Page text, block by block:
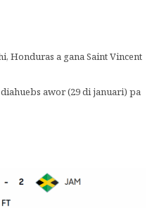
Honduras a gana Saint Vincent
awor (29 di januari) pa